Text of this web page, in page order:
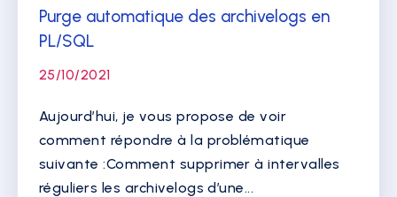
Purge automatique des archivelogs en
PL/SQL
25/10/2021
Aujourd’hui, je vous propose de voir
comment répondre à la problématique
suivante :Comment supprimer à intervalles
réguliers les archivelogs d’une...